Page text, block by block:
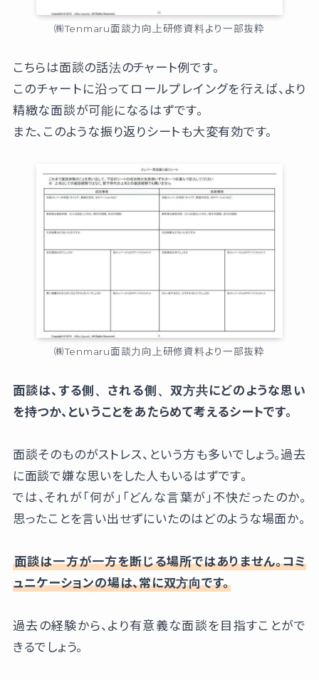
㈱Tenmaru面談力向上研修資料より一部抜粋
こちらは面談の話法のチャート例です。
このチャートに沿ってロールプレイングを行えば、より
精緻な面談が可能になるはずです。
また、このような振り返りシートも大変有効です。
㈱Tenmaru面談力向上研修資料より一部抜粋
面談は、する側、される側、双方共にどのような思い
を持つか、ということをあたらめて考えるシートです。
面談そのものがストレス、という方も多いでしょう。過去
に面談で嫌な思いをした人もいるはずです。
では、それが「何が」「どんな言葉が」不快だったのか。
思ったことを言い出せずにいたのはどのような場面か。
面談は一方が一方を断じる場所ではありません。コミ
ュニケーションの場は、常に双方向です。
過去の経験から、より有意義な面談を目指すことがで
きるでしょう。